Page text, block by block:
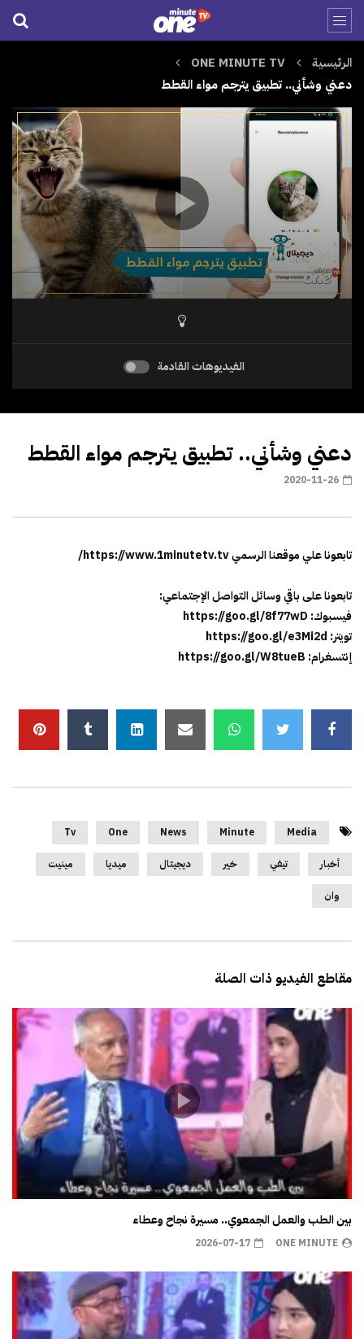
الرئيسية
ONE MINUTE TV
دعني وشأني.. تطبيق يترجم مواء القطط
الفيديوهات القادمة
دعني وشأني.. تطبيق يترجم مواء القطط
2020-11-26
تابعونا علي موقعنا الرسمي https://www.1minutetv.tv/
تابعونا على باقي وسائل التواصل الإجتماعي:
فيسبوك: https://goo.gl/8f77wD
تويتر: https://goo.gl/e3Mi2d
إنتسغرام: https://goo.gl/W8tueB
Media
Minute
News
One
Tv
أخبار تيفي خير ديجيتال ميديا مينيت
وان
مقاطع الفيديو ذات الصلة
بين الطب والعمل الجمعوي.. مسيرة نجاح وعطاء
ONE MINUTE
2026-07-17